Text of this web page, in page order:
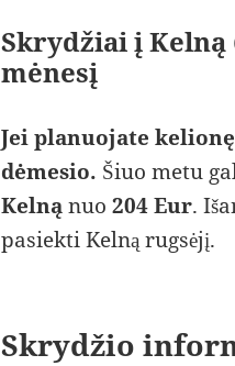
Skrydžiai į Kelną
mėnesį
Jei planuojate
dėmesio. Šiuo metu
Kelnąnuo204 Eur.
pasiekti Kelną rugsėjį.
Skrydžio